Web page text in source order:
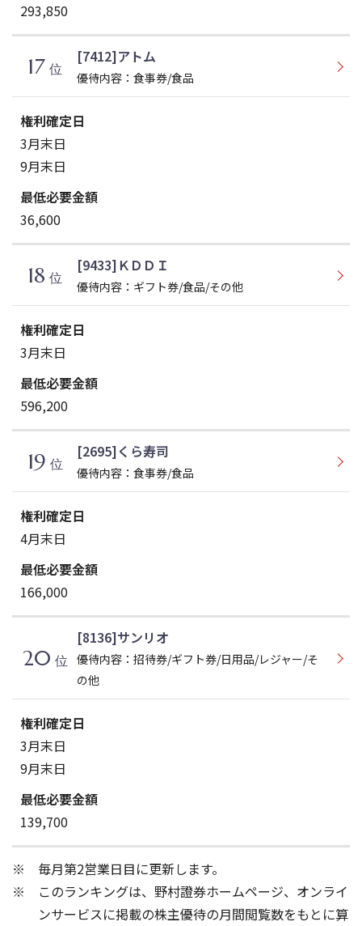
293,850
17 位
[7412]アトム
優待内容：食事券/食品
3月末日
9月末日
36,600
18 位
[9433]ＫＤＤＩ
優待内容：ギフト券/食品/その他
3月末日
596,200
19 位
[2695]くら寿司
優待内容：食事券/食品
4月末日
166,000
20 位
[8136]サンリオ
優待内容：招待券/ギフト券/日用品/レジャー/そ
の他
3月末日
9月末日
139,700
毎月第2営業日目に更新します。
このランキングは、野村證券ホームページ、オンライ
ンサービスに掲載の株主優待の月間閲覧数をもとに算